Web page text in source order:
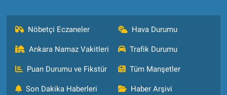
Nöbetçi Eczaneler Hava Durumu
Ankara Namaz Vakitleri Trafik Durumu
Puan Durumu ve Fikstür Tüm Manşetler
Son Dakika Haberleri Haber Arşivi